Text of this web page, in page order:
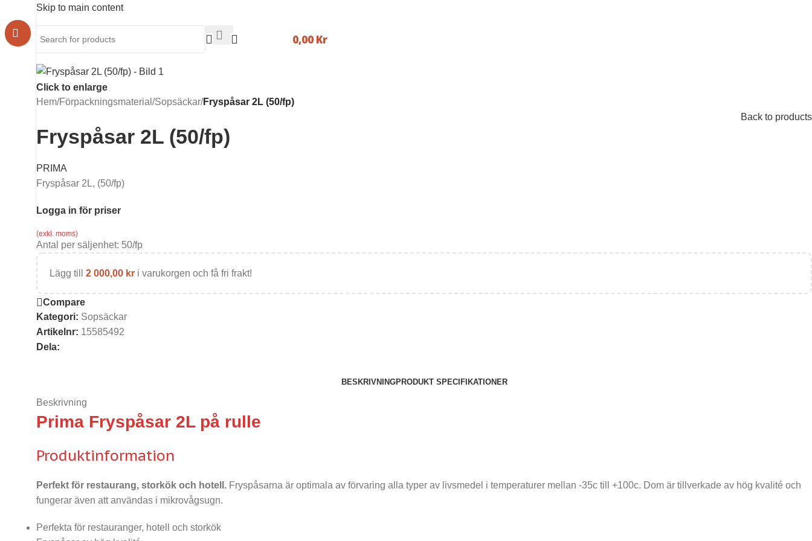
Skip to main content
0,00 Kr
Click to enlarge
Hem/Förpackningsmaterial /Sopsäckar/Fryspåsar 2L (50/fp)
Back to products
Fryspåsar 2L (50/fp)
PRIMA
Fryspåsar 2L, (50/fp)
Logga in för priser
(exkl. moms)
Antal per säljenhet: 50/fp
Lägg till 2 000,00 kr i varukorgen och få fri frakt!
Compare
Kategori: Sopsäckar
Artikelnr: 15585492
Dela:
BESKRIVNINGPRODUKT SPECIFIKATIONER
Beskrivning
Prima Fryspåsar 2L på rulle
Produktinformation
Perfekt för restaurang, storkök och hotell. Fryspåsarna är optimala av förvaring alla typer av livsmedel i temperaturer mellan -35c till +100c. Dom är tillverkade av hög kvalité och
fungerar även att användas i mikrovågsugn.
Perfekta för restauranger, hotell och storkök